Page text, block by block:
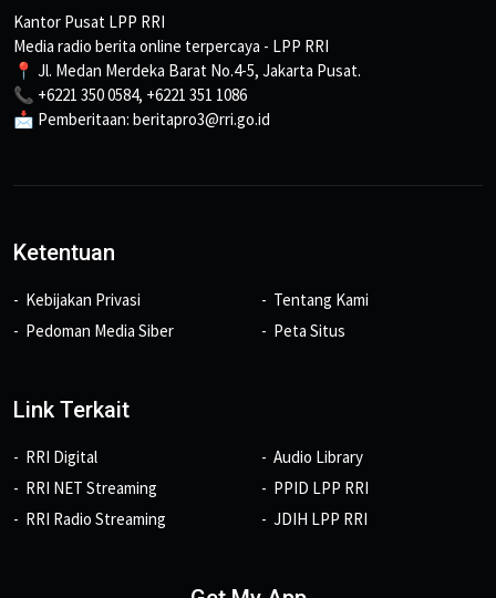
Kantor Pusat LPP RRI
Media radio berita online terpercaya - LPP RRI
📍 Jl. Medan Merdeka Barat No.4-5, Jakarta Pusat.
📞 +6221 350 0584, +6221 351 1086
📩 Pemberitaan: beritapro3@rri.go.id
Ketentuan
Kebijakan Privasi
Pedoman Media Siber
Tentang Kami
Peta Situs
Link Terkait
RRI Digital
RRI NET Streaming
RRI Radio Streaming
Audio Library
PPID LPP RRI
JDIH LPP RRI